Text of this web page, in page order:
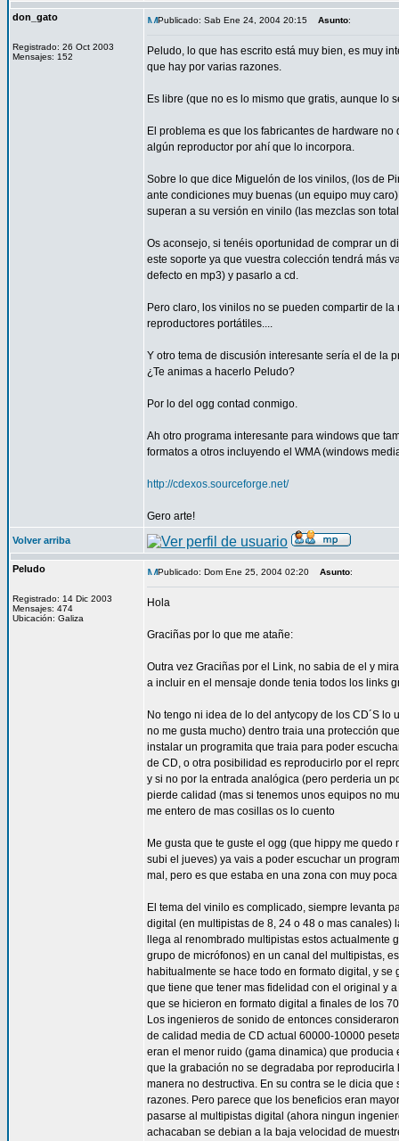
don_gato
Registrado: 26 Oct 2003
Mensajes: 152
Publicado: Sab Ene 24, 2004 20:15 Asunto:
Peludo, lo que has escrito está muy bien, es muy
que hay por varias razones.
Es libre (que no es lo mismo que gratis, aunque lo
El problema es que los fabricantes de hardware
algún reproductor por ahí que lo incorpora.
Sobre lo que dice Miguelón de los vinilos, (los de
ante condiciones muy buenas (un equipo muy
superan a su versión en vinilo (las mezclas son
Os aconsejo, si tenéis oportunidad de comprar un
este soporte ya que vuestra colección tendrá más
defecto en mp3) y pasarlo a cd.
Pero claro, los vinilos no se pueden compartir de
reproductores portátiles....
Y otro tema de discusión interesante sería el de la
¿Te animas a hacerlo Peludo?
Por lo del ogg contad conmigo.
Ah otro programa interesante para windows que
formatos a otros incluyendo el WMA (windows
http://cdexos.sourceforge.net/
Gero arte!
Volver arriba
Peludo
Registrado: 14 Dic 2003
Mensajes: 474
Ubicación: Galiza
Publicado: Dom Ene 25, 2004 02:20 Asunto:
Hola
Graciñas por lo que me atañe:
Outra vez Graciñas por el Link, no sabia de el y
a incluir en el mensaje donde tenia todos los links
No tengo ni idea de lo del antycopy de los CD´S
no me gusta mucho) dentro traia una protección
instalar un programita que traia para poder
de CD, o otra posibilidad es reproducirlo por el
y si no por la entrada analógica (pero perderia un
pierde calidad (mas si tenemos unos equipos no
me entero de mas cosillas os lo cuento
Me gusta que te guste el ogg (que hippy me
subi el jueves) ya vais a poder escuchar un
mal, pero es que estaba en una zona con muy
El tema del vinilo es complicado, siempre levanta
digital (en multipistas de 8, 24 o 48 o mas
llega al renombrado multipistas estos
grupo de micrófonos) en un canal del multipistas,
habitualmente se hace todo en formato digital, y
que tiene que tener mas fidelidad con el original y
que se hicieron en formato digital a finales de los
Los ingenieros de sonido de entonces
de calidad media de CD actual 60000-10000
eran el menor ruido (gama dinamica) que
que la grabación no se degradaba por
manera no destructiva. En su contra se le dicia
razones. Pero parece que los beneficios eran
pasarse al multipistas digital (ahora ningun
achacaban se debian a la baja velocidad de